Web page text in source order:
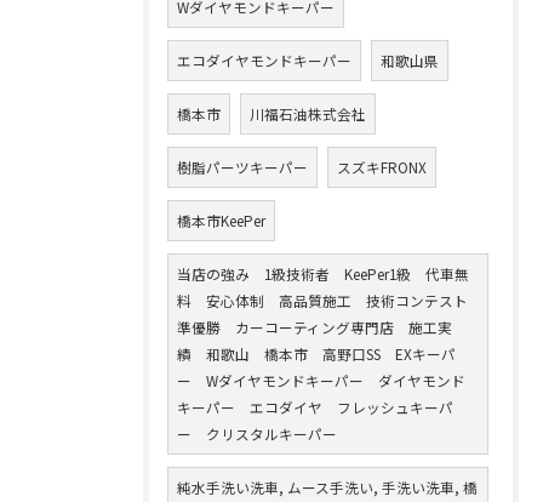
Wダイヤモンドキーパー
エコダイヤモンドキーパー 和歌山県
橋本市 川福石油株式会社
樹脂パーツキーパー スズキFRONX
橋本市KeePer
当店の強み 1級技術者 KeePer1級 代車無
料 安心体制 高品質施工 技術コンテスト
準優勝 カーコーティング専門店 施工実
績 和歌山 橋本市 高野口SS EXキーパ
ー Wダイヤモンドキーパー ダイヤモンド
キーパー エコダイヤ フレッシュキーパ
ー クリスタルキーパー
純水手洗い洗車, ムース手洗い, 手洗い洗車, 橋